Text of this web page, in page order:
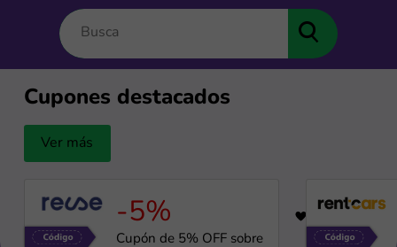
Cupones destacados
Ver más
-5%
Cupón de 5% OFF sobre